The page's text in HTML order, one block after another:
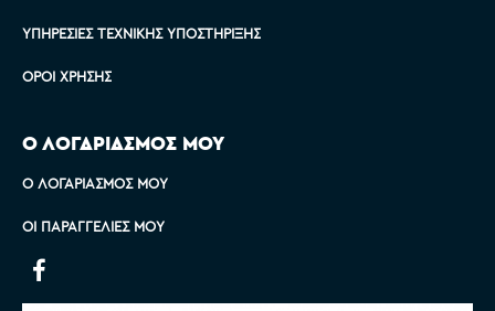
ΥΠΗΡΕΣΊΕΣ ΤΕΧΝΙΚΉΣ ΥΠΟΣΤΉΡΙΞΗΣ
ΌΡΟΙ ΧΡΉΣΗΣ
Ο ΛΟΓΑΡΙΑΣΜΟΣ ΜΟΥ
Ο ΛΟΓΑΡΙΑΣΜΌΣ ΜΟΥ
ΟΙ ΠΑΡΑΓΓΕΛΊΕΣ ΜΟΥ